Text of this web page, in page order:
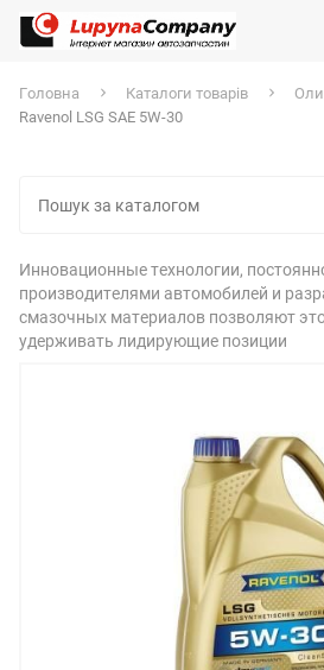
Головна Каталоги товарів
Ravenol LSG SAE 5W-30
Инновационные технологии,
производителями автомобилей и
смазочных материалов позволяют
удерживать лидирующие позиции